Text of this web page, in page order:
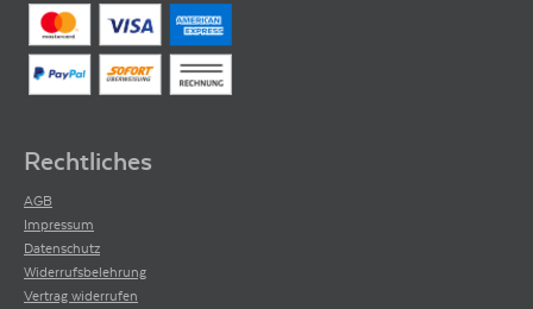
Rechtliches
AGB
Impressum
Datenschutz
Widerrufsbelehrung
Vertrag widerrufen